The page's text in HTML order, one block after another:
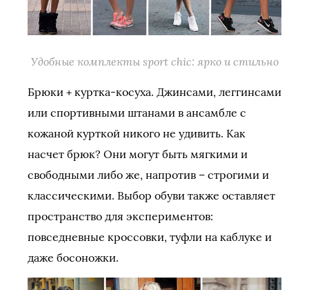
Удобные комплекты sport chic: ярко и стильно
Брюки + куртка-косуха. Джинсами, леггинсами
или спортивными штанами в ансамбле с
кожаной курткой никого не удивить. Как
насчет брюк? Они могут быть мягкими и
свободными либо же, напротив – строгими и
классическими. Выбор обуви также оставляет
пространство для экспериментов:
повседневные кроссовки, туфли на каблуке и
даже босоножки.